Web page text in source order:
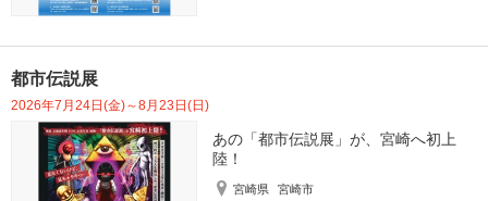
都市伝説展
2026年7月24日(金)～8月23日(日)
あの「都市伝説展」が、宮崎へ初上
陸！
宮崎県
宮崎市